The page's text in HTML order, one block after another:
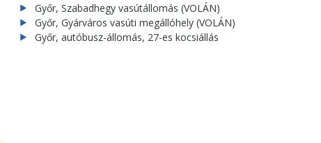
Győr, Szabadhegy vasútállomás (VOLÁN)
Győr, Gyárváros vasúti megállóhely (VOLÁN)
Győr, autóbusz-állomás, 27-es kocsiállás